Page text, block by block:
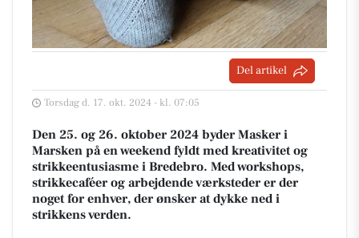
Del artikel
Torsdag d. 17. okt. 2024 - kl. 07:05
Den 25. og 26. oktober 2024 byder Masker i
Marsken på en weekend fyldt med kreativitet og
strikkeentusiasme i Bredebro. Med workshops,
strikkecaféer og arbejdende værksteder er der
noget for enhver, der ønsker at dykke ned i
strikkens verden.